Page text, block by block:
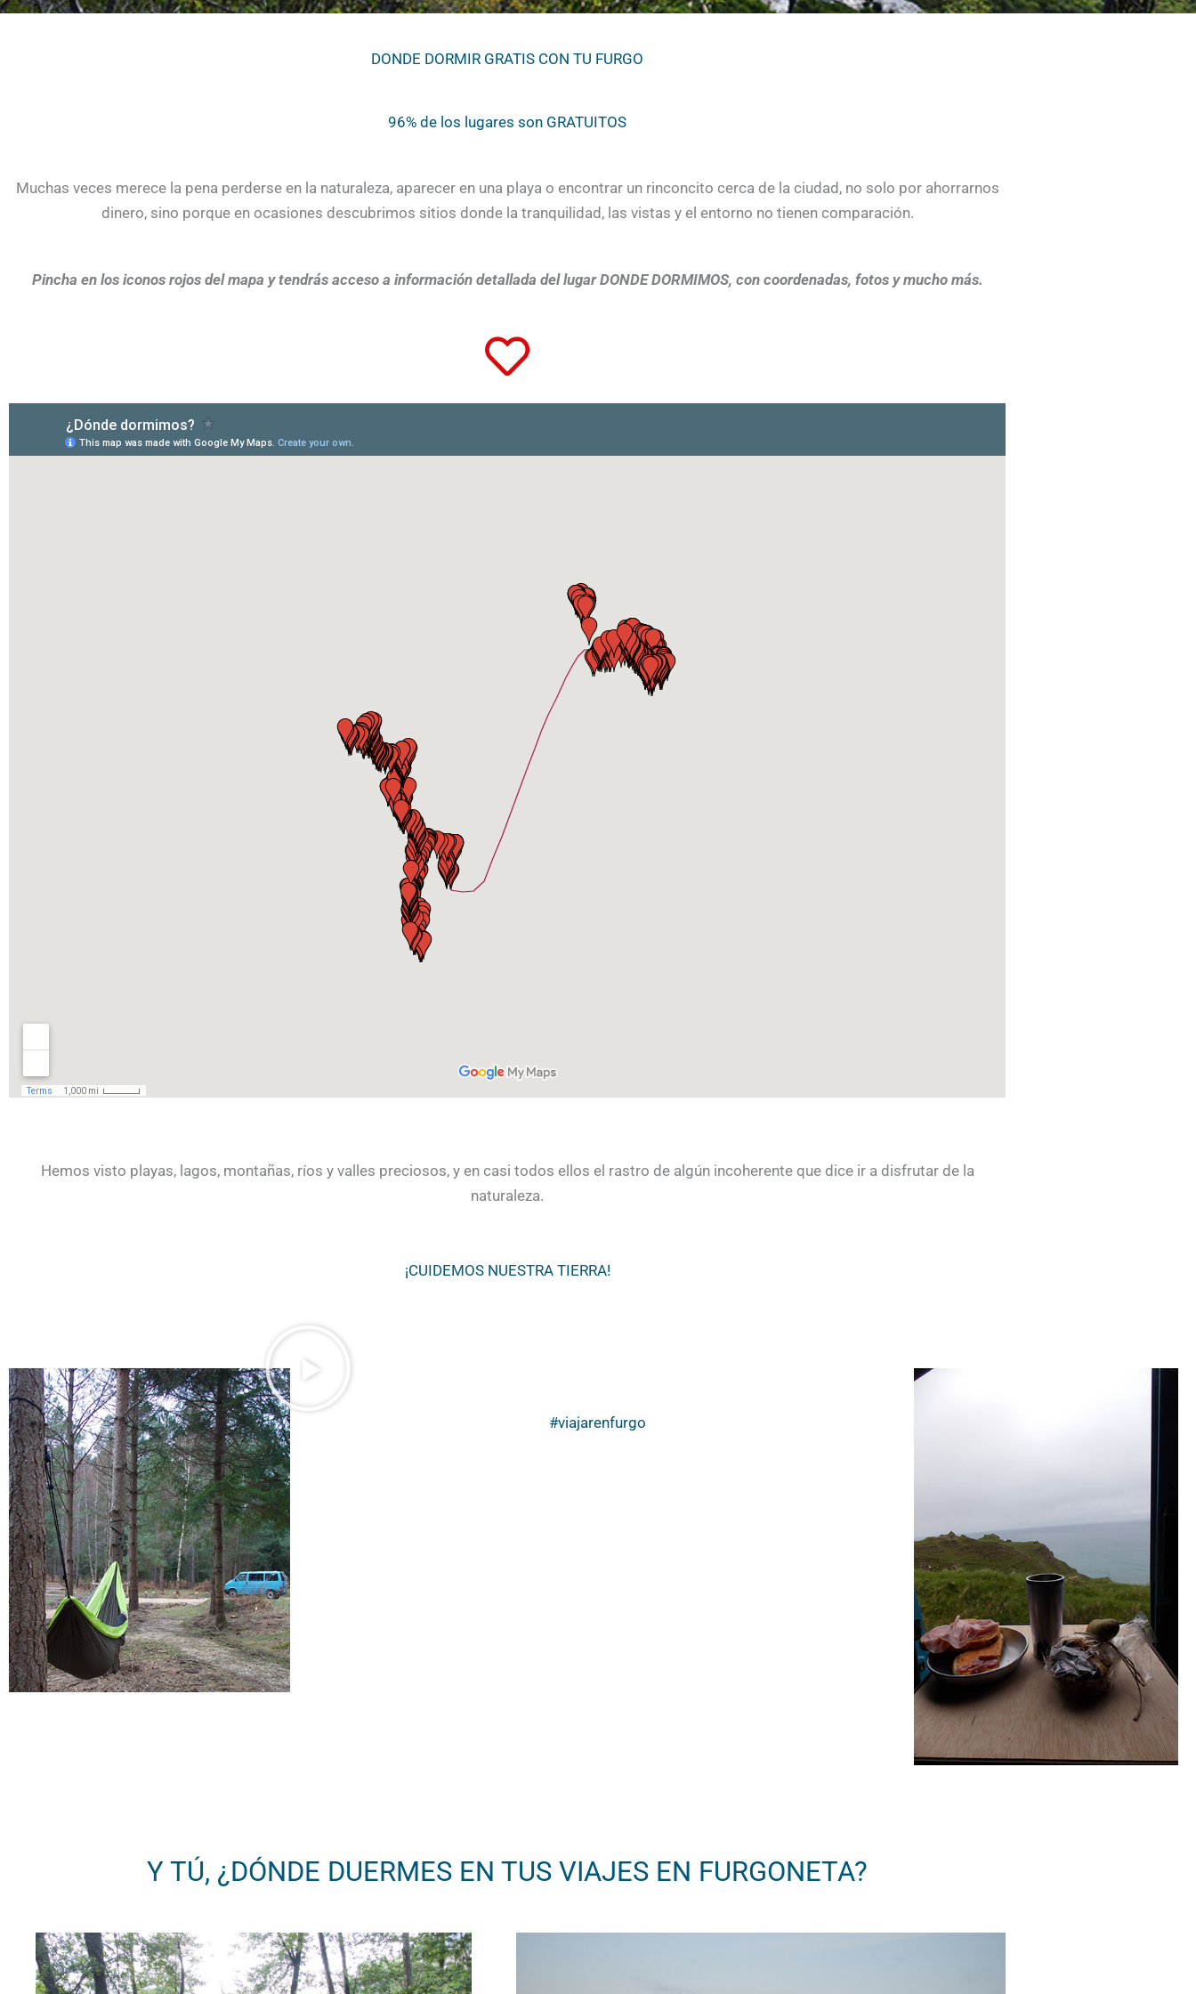
DONDE DORMIR GRATIS CON TU FURGO
96% de los lugares son GRATUITOS
Muchas veces merece la pena perderse en la naturaleza, aparecer en una playa o encontrar un rinconcito cerca de la ciudad, no solo por ahorrarnos
dinero, sino porque en ocasiones descubrimos sitios donde la tranquilidad, las vistas y el entorno no tienen comparación.
Pincha en los iconos rojos del mapa y tendrás acceso a información detallada del lugar DONDE DORMIMOS, con coordenadas, fotos y mucho más.
Hemos visto playas, lagos, montañas, ríos y valles preciosos, y en casi todos ellos el rastro de algún incoherente que dice ir a disfrutar de la
naturaleza.
¡CUIDEMOS NUESTRA TIERRA!
#viajarenfurgo
Y TÚ, ¿DÓNDE DUERMES EN TUS VIAJES EN FURGONETA?